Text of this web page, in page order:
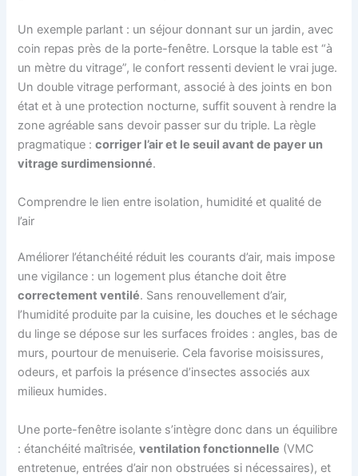
Un exemple parlant : un séjour donnant sur un jardin, avec
coin repas près de la porte-fenêtre. Lorsque la table est “à
un mètre du vitrage”, le confort ressenti devient le vrai juge.
Un double vitrage performant, associé à des joints en bon
état et à une protection nocturne, suffit souvent à rendre la
zone agréable sans devoir passer sur du triple. La règle
pragmatique :corriger l’air et le seuil avant de payer un
vitrage surdimensionné.
Comprendre le lien entre isolation, humidité et qualité de
l’air
Améliorer l’étanchéité réduit les courants d’air, mais impose
une vigilance : un logement plus étanche doit être
correctement ventilé. Sans renouvellement d’air,
l’humidité produite par la cuisine, les douches et le séchage
du linge se dépose sur les surfaces froides : angles, bas de
murs, pourtour de menuiserie. Cela favorise moisissures,
odeurs, et parfois la présence d’insectes associés aux
milieux humides.
Une porte-fenêtre isolante s’intègre donc dans un équilibre
: étanchéité maîtrisée,ventilation fonctionnelle (VMC
entretenue, entrées d’air non obstruées si nécessaires), et